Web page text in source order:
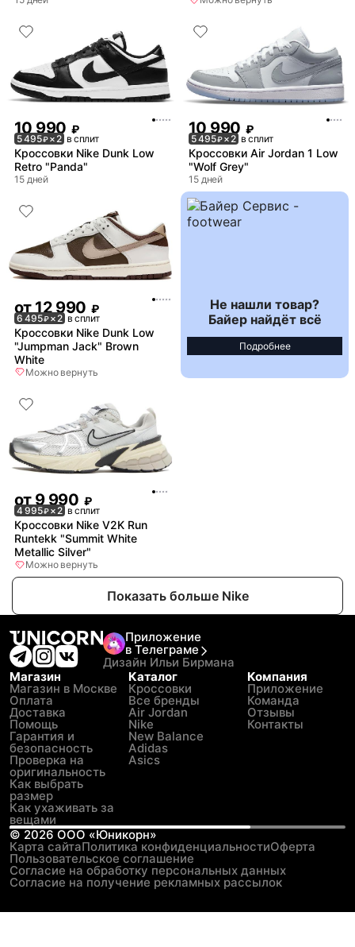
10 990 ₽
5 495₽× 2 в сплит
Кроссовки Nike Dunk Low
Retro "Panda"
15 дней
10 990 ₽
5 495₽× 2 в сплит
Кроссовки Air Jordan 1 Low
"Wolf Grey"
15 дней
от 12 990 ₽
6 495₽× 2 в сплит
Кроссовки Nike Dunk Low
"Jumpman Jack" Brown
White
Можно вернуть
Не нашли товар?
Байер найдёт всё
Подробнее
от9 990 ₽
4 995₽× 2 в сплит
Кроссовки Nike V2K Run
Runtekk "Summit White
Metallic Silver"
Можно вернуть
Показать больше Nike
Приложение
в Телеграме
Дизайн Ильи Бирмана
Магазин
Магазин в Москве
Оплата
Доставка
Помощь
Гарантия и
безопасность
Проверка на
оригинальность
Как выбрать
размер
Как ухаживать за
вещами
Каталог
Кроссовки
Все бренды
Air Jordan
Nike
New Balance
Adidas
Asics
Компания
Приложение
Команда
Отзывы
Контакты
© 2026 ООО «Юникорн»
Карта сайтаПолитика конфиденциальностиОферта
Пользовательское соглашение
Согласие на обработку персональных данных
Согласие на получение рекламных рассылок